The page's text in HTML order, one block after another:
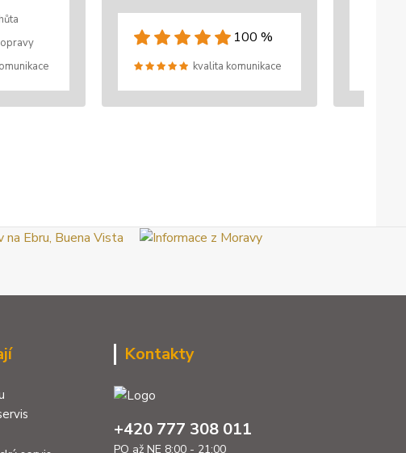
100 %
kvalita komunikace
Kontakty
+420 777 308 011
PO až NE 8:00 - 21:00